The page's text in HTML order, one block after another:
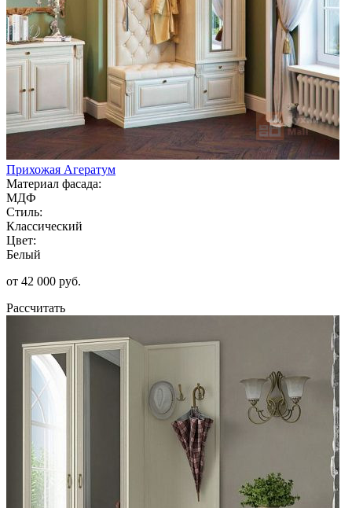
Прихожая Агератум
Материал фасада:
МДФ
Стиль:
Классический
Цвет:
Белый
от 42 000 руб.
Рассчитать